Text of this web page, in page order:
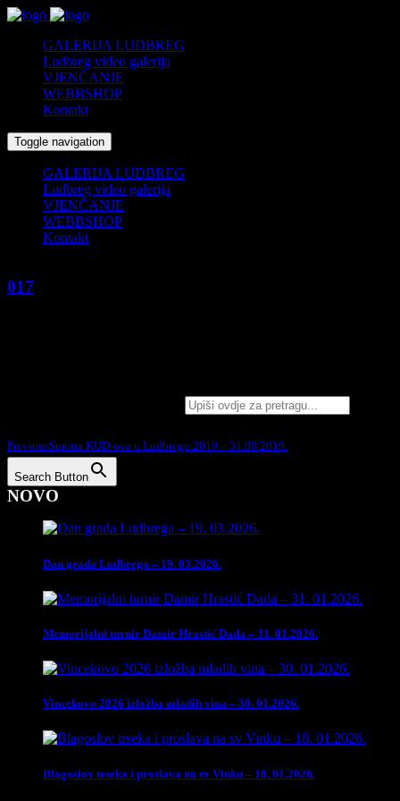
GALERIJA LUDBREG
Ludbreg video galerija
VJENČANJE
WEBBSHOP
Kontakt
Toggle navigation
GALERIJA LUDBREG
Ludbreg video galerija
VJENČANJE
WEBBSHOP
Kontakt
017
PreviousSmotra KUD-ova u Ludbregu 2019 – 31.08.2019.
Search Button
NOVO
Dan grada Ludbrega – 19. 03.2026.
Memorijalni turnir Damir Hrastić Dada – 31. 01.2026.
Vincekovo 2026 izložba mladih vina – 30. 01.2026.
Blagoslov trseka i proslava na sv Vinku – 18. 01.2026.